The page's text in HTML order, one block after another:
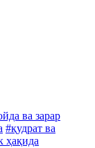
ва зарар
#қудрат ва
ҳақида